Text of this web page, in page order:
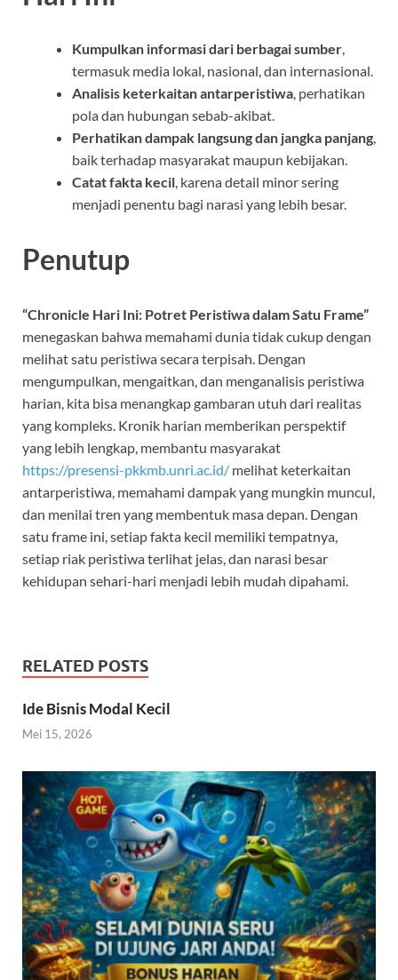
Kumpulkan informasi dari berbagai sumber,
termasuk media lokal, nasional, dan internasional.
Analisis keterkaitan antarperistiwa, perhatikan
pola dan hubungan sebab-akibat.
Perhatikan dampak langsung dan jangka panjang,
baik terhadap masyarakat maupun kebijakan.
Catat fakta kecil, karena detail minor sering
menjadi penentu bagi narasi yang lebih besar.
Penutup
“Chronicle Hari Ini: Potret Peristiwa dalam Satu Frame”
menegaskan bahwa memahami dunia tidak cukup dengan
melihat satu peristiwa secara terpisah. Dengan
mengumpulkan, mengaitkan, dan menganalisis peristiwa
harian, kita bisa menangkap gambaran utuh dari realitas
yang kompleks. Kronik harian memberikan perspektif
yang lebih lengkap, membantu masyarakat
https://presensi-pkkmb.unri.ac.id/ melihat keterkaitan
antarperistiwa, memahami dampak yang mungkin muncul,
dan menilai tren yang membentuk masa depan. Dengan
satu frame ini, setiap fakta kecil memiliki tempatnya,
setiap riak peristiwa terlihat jelas, dan narasi besar
kehidupan sehari-hari menjadi lebih mudah dipahami.
RELATED POSTS
Ide Bisnis Modal Kecil
Mei 15, 2026